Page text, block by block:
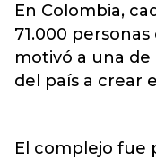
En Colombia,
71.000
motivó a una de
del país a crear
El complejo fue